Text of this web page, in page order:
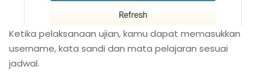
Ketika pelaksanaan ujian, kamu dapat memasukkan
username, kata sandi dan mata pelajaran sesuai
jadwal.